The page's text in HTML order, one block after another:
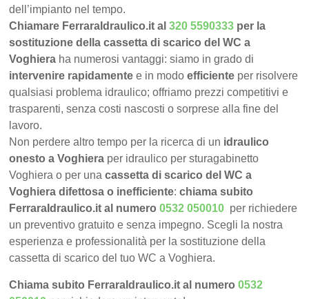
dell’impianto nel tempo.
Chiamare FerraraIdraulico.it al320 5590333 per la
sostituzione della cassetta di scarico del WC a
Voghiera ha numerosi vantaggi: siamo in grado di
intervenire rapidamente e in modoefficiente per risolvere
qualsiasi problema idraulico; offriamo prezzi competitivi e
trasparenti, senza costi nascosti o sorprese alla fine del
lavoro.
Non perdere altro tempo per la ricerca di un idraulico
onesto a Voghiera per idraulico per sturagabinetto
Voghiera o per unacassetta di scarico del WC a
Voghiera difettosa o inefficiente:chiama subito
FerraraIdraulico.it al numero0532 050010 per richiedere
un preventivo gratuito e senza impegno. Scegli la nostra
esperienza e professionalità per la sostituzione della
cassetta di scarico del tuo WC a Voghiera.
Chiama subito FerraraIdraulico.it al numero0532